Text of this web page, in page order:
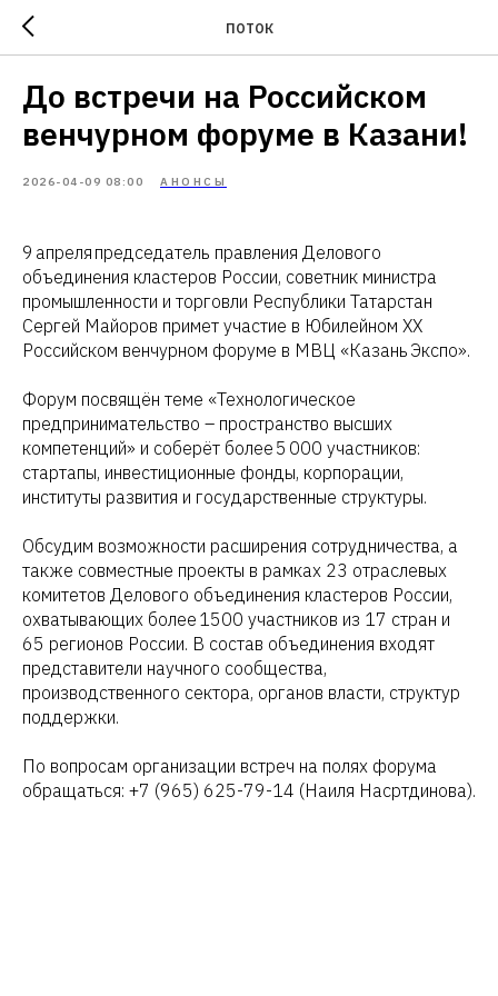
ПОТОК
До встречи на Российском
венчурном форуме в Казани!
2026-04-09 08:00 АНОНСЫ
9 апреля председатель правления Делового
объединения кластеров России, советник министра
промышленности и торговли Республики Татарстан
Сергей Майоров примет участие в Юбилейном XX
Российском венчурном форуме в МВЦ «Казань Экспо».
Форум посвящён теме «Технологическое
предпринимательство – пространство высших
компетенций» и соберёт более 5 000 участников:
стартапы, инвестиционные фонды, корпорации,
институты развития и государственные структуры.
Обсудим возможности расширения сотрудничества, а
также совместные проекты в рамках 23 отраслевых
комитетов Делового объединения кластеров России,
охватывающих более 1500 участников из 17 стран и
65 регионов России. В состав объединения входят
представители научного сообщества,
производственного сектора, органов власти, структур
поддержки.
По вопросам организации встреч на полях форума
обращаться: +7 (965) 625-79-14 (Наиля Насртдинова).